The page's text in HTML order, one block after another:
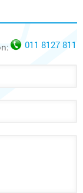
011 8127 811